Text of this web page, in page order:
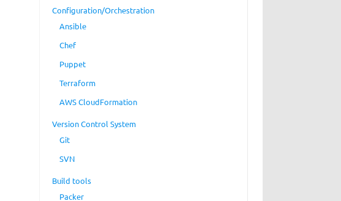
Configuration/Orchestration
Ansible
Chef
Puppet
Terraform
AWS CloudFormation
Version Control System
Git
SVN
Build tools
Packer